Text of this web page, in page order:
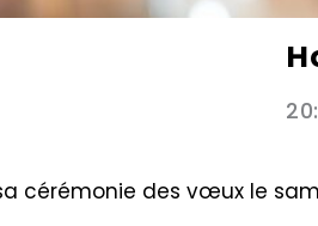
cérémonie des vœux le